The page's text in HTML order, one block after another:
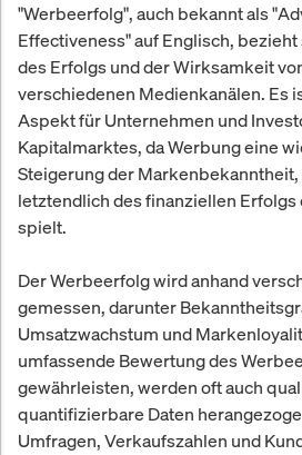
"Werbeerfolg", auch bekannt als
Effectiveness" auf Englisch,
des Erfolgs und der Wirksamkeit
verschiedenen Medienkanälen. Es
Aspekt für Unternehmen und
Kapitalmarktes, da Werbung eine
Steigerung der
letztendlich des finanziellen
spielt.
Der Werbeerfolg wird anhand
gemessen, darunter
Umsatzwachstum und
umfassende Bewertung des
gewährleisten, werden oft auch
quantifizierbare Daten
Umfragen, Verkaufszahlen und